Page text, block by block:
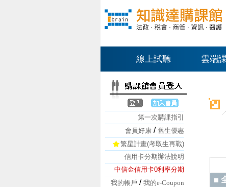
線上試聽 雲端
第一次購課指引
會員好康 / 舊生優惠
繁星計畫(考取生再戰)
信用卡分期辦法說明
中信金信用卡0利率分期
我的帳戶 / 我的e-Coupon